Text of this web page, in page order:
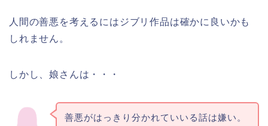
人間の善悪を考えるにはジブリ作品は確かに良いかも
しれません。
しかし、娘さんは・・・
善悪がはっきり分かれていいる話は嫌い。